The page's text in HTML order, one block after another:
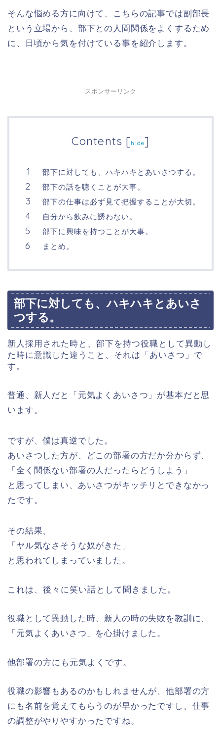
そんな悩める方に向けて、こちらの記事では副部長
という立場から、部下との人間関係をよくするため
に、日頃から気を付けている事を紹介します。
スポンサーリンク
Contents [hide]
部下に対しても、ハキハキとあいさつする。
部下の話を聴くことが大事。
部下の仕事は必ず見て把握することが大切。
自分から飲みに誘わない。
部下に興味を持つことが大事。
まとめ。
部下に対しても、ハキハキとあいさ
つする。
新人採用された時と、部下を持つ役職として異動し
た時に意識した違うこと、それは「あいさつ」で
す。
普通、新人だと「元気よくあいさつ」が基本だと思
います。
ですが、僕は真逆でした。
あいさつした方が、どこの部署の方だか分からず、
「全く関係ない部署の人だったらどうしよう」
と思ってしまい、あいさつがキッチリとできなかっ
たです。
その結果、
「ヤル気なさそうな奴がきた」
と思われてしまっていました。
これは、後々に笑い話として聞きました。
役職として異動した時、新人の時の失敗を教訓に、
「元気よくあいさつ」を心掛けました。
他部署の方にも元気よくです。
役職の影響もあるのかもしれませんが、他部署の方
にも名前を覚えてもらうのが早かったですし、仕事
の調整がやりやすかったですね。